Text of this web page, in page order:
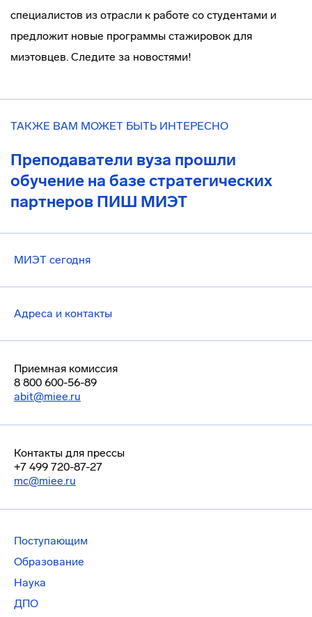
специалистов из отрасли к работе со студентами и
предложит новые программы стажировок для
миэтовцев. Следите за новостями!
ТАКЖЕ ВАМ МОЖЕТ БЫТЬ ИНТЕРЕСНО
Преподаватели вуза прошли
обучение на базе стратегических
партнеров ПИШ МИЭТ
МИЭТ сегодня
Адреса и контакты
Приемная комиссия
8 800 600-56-89
abit@miee.ru
Контакты для прессы
+7 499 720-87-27
mc@miee.ru
Поступающим
Образование
Наука
ДПО